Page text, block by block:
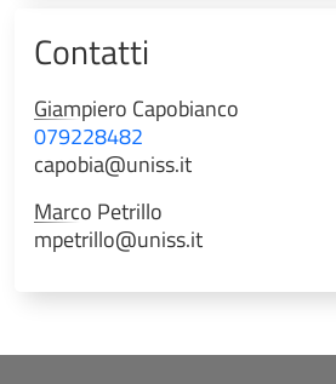
Contatti
Giampiero Capobianco
079228482
capobia@uniss.it
Marco Petrillo
mpetrillo@uniss.it